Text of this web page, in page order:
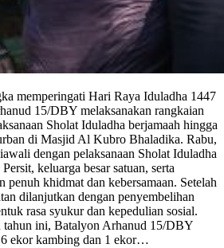
memperingati Hari Raya Iduladha 1447
15/DBY melaksanakan rangkaian
Sholat Iduladha berjamaah hingga
di Masjid Al Kubro Bhaladika. Rabu,
dengan pelaksanaan Sholat Iduladha
keluarga besar satuan, serta
penuh khidmat dan kebersamaan. Setelah
dilanjutkan dengan penyembelihan
rasa syukur dan kepedulian sosial.
tahun ini, Batalyon Arhanud 15/DBY
ekor kambing dan 1 ekor…